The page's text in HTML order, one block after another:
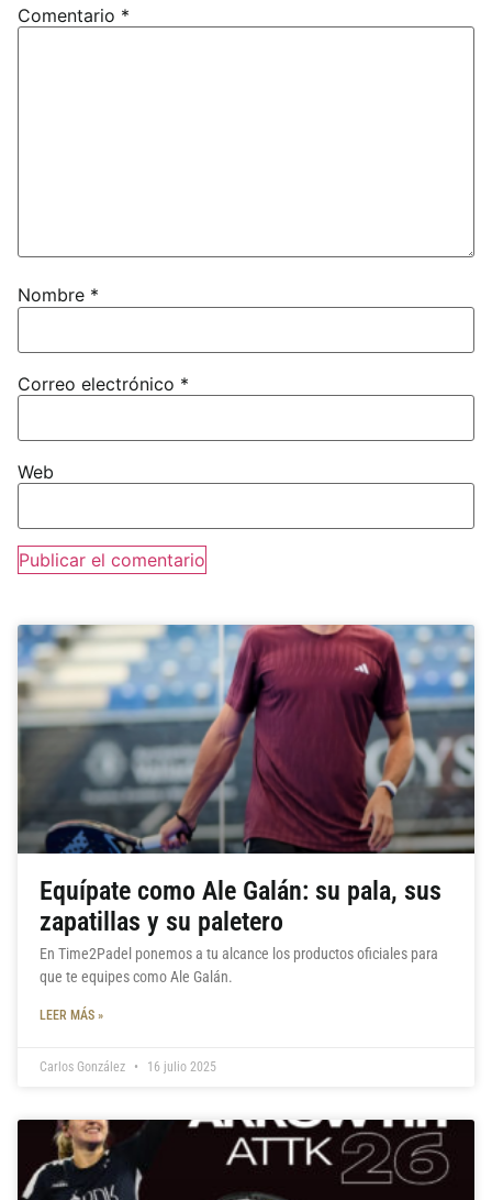
Comentario *
Nombre *
Correo electrónico *
Web
Equípate como Ale Galán: su pala, sus
zapatillas y su paletero
En Time2Padel ponemos a tu alcance los productos oficiales para
que te equipes como Ale Galán.
LEER MÁS »
Carlos González 16 julio 2025